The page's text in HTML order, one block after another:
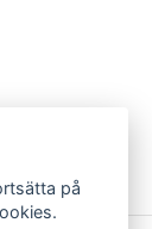
på